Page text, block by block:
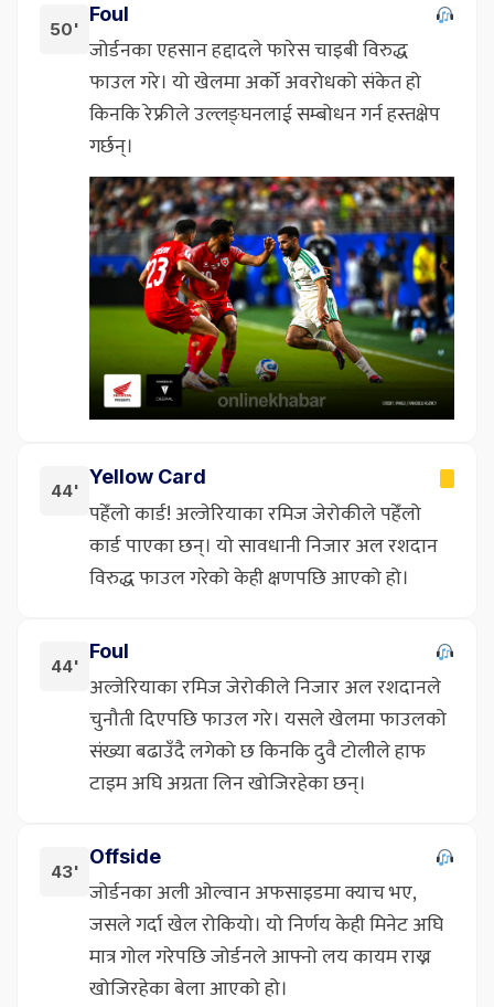
50'
Foul
जोर्डनका एहसान हद्दादले फारेस चाइबी विरुद्ध
फाउल गरे। यो खेलमा अर्को अवरोधको संकेत हो
किनकि रेफ्रीले उल्लङ्घनलाई सम्बोधन गर्न हस्तक्षेप
गर्छन्।
44'
Yellow Card
पहेँलो कार्ड! अल्जेरियाका रमिज जेरोकीले पहेँलो
कार्ड पाएका छन्। यो सावधानी निजार अल रशदान
विरुद्ध फाउल गरेको केही क्षणपछि आएको हो।
44'
Foul
अल्जेरियाका रमिज जेरोकीले निजार अल रशदानले
चुनौती दिएपछि फाउल गरे। यसले खेलमा फाउलको
संख्या बढाउँदै लगेको छ किनकि दुवै टोलीले हाफ
टाइम अघि अग्रता लिन खोजिरहेका छन्।
43'
Offside
जोर्डनका अली ओल्वान अफसाइडमा क्याच भए,
जसले गर्दा खेल रोकियो। यो निर्णय केही मिनेट अघि
मात्र गोल गरेपछि जोर्डनले आफ्नो लय कायम राख्न
खोजिरहेका बेला आएको हो।